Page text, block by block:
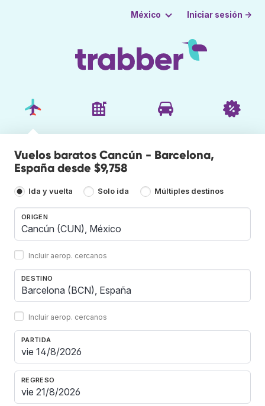
México Iniciar sesión →
Vuelos baratos Cancún - Barcelona,
España desde $9,758
Ida y vuelta Solo ida Múltiples destinos
ORIGEN
Incluir aerop. cercanos
DESTINO
Incluir aerop. cercanos
PARTIDA
REGRESO